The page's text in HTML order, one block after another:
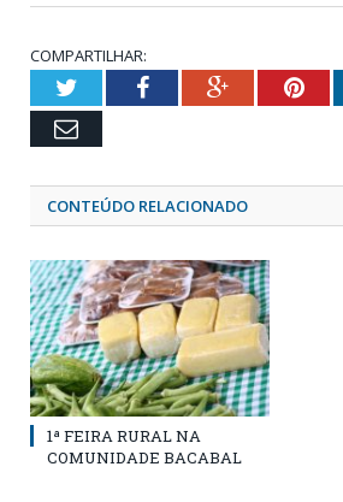
COMPARTILHAR:
TwitterFacebookGoogle+
Email
CONTEÚDO RELACIONADO
1ª FEIRA RURAL NA
COMUNIDADE BACABAL